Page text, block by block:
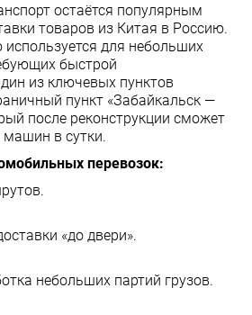
остаётся популярным
товаров из Китая в Россию.
используется для небольших
быстрой
из ключевых пунктов
пункт «Забайкальск —
после реконструкции сможет
машин в сутки.
перевозок:
«до двери».
небольших партий грузов.